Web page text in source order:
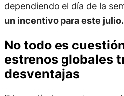
dependiendo el día de la
un incentivo para este julio.
No todo es
estrenos globales
desventajas